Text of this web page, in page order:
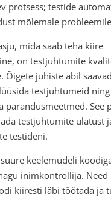
protsess; testide
mõlemale
mida saab teha kiire
on testjuhtumite
Õigete juhiste abil
testjuhtumeid
parandusmeetmed. See
testjuhtumite ulatust
testideni.
keelemudeli
inimkontrollija. Need
kiiresti läbi töötada ja